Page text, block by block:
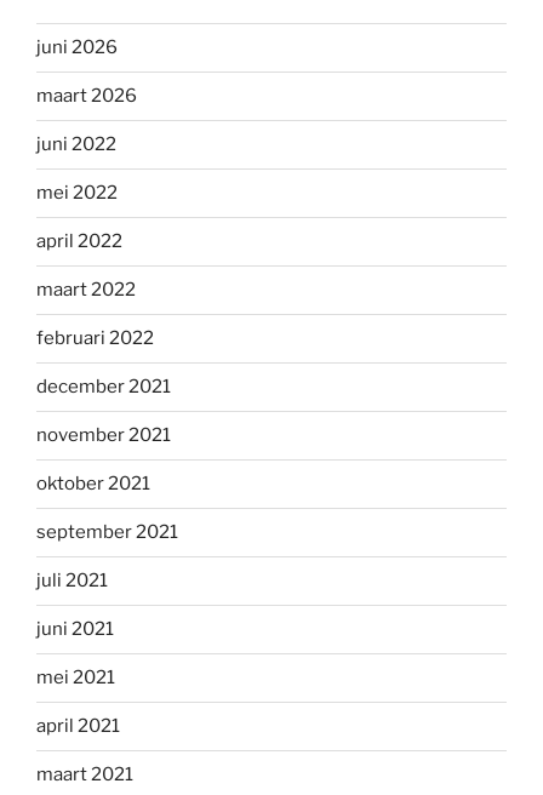
juni 2026
maart 2026
juni 2022
mei 2022
april 2022
maart 2022
februari 2022
december 2021
november 2021
oktober 2021
september 2021
juli 2021
juni 2021
mei 2021
april 2021
maart 2021